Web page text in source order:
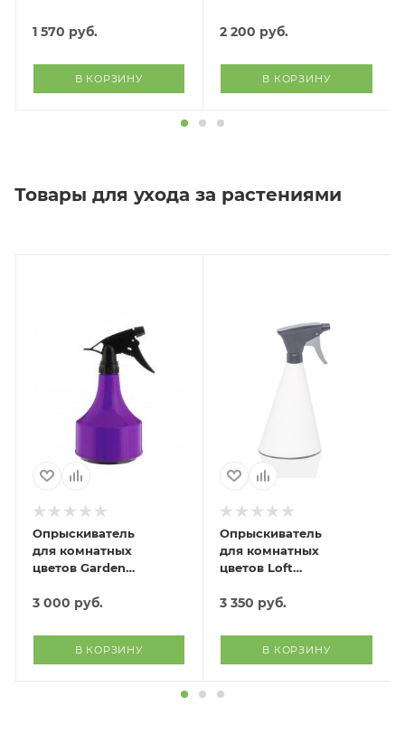
1 570 руб.
В КОРЗИНУ
2 200 руб.
В КОРЗИНУ
Товары для ухода за растениями
Опрыскиватель
для комнатных
цветов Garden
3 000 руб.
В КОРЗИНУ
Опрыскиватель
для комнатных
цветов Loft
3 350 руб.
В КОРЗИНУ